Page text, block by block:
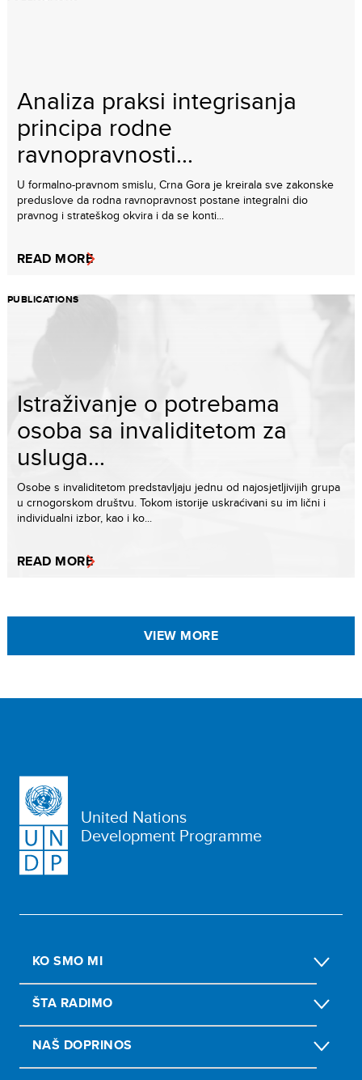
Analiza praksi integrisanja
principa rodne
ravnopravnosti...
U formalno-pravnom smislu, Crna Gora je kreirala sve zakonske
preduslove da rodna ravnopravnost postane integralni dio
pravnog i strateškog okvira i da se konti...
READ MORE
PUBLICATIONS
Istraživanje o potrebama
osoba sa invaliditetom za
usluga...
Osobe s invaliditetom predstavljaju jednu od najosjetljivijih grupa
u crnogorskom društvu. Tokom istorije uskraćivani su im lični i
individualni izbor, kao i ko...
READ MORE
VIEW MORE
United Nations
Development Programme
KO SMO MI
ŠTA RADIMO
NAŠ DOPRINOS